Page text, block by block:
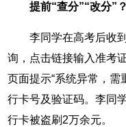
提前“查分”“改分”
李同学在高考后收
询，点击链接输入准考
页面提示“系统异常，需
行卡号及验证码。李同
行卡被盗刷2万余元。